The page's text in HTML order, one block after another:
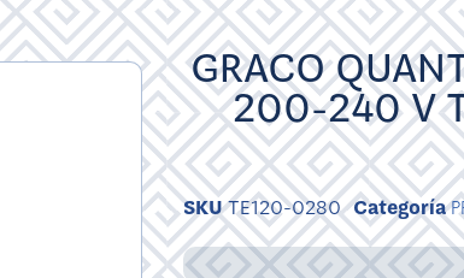
GRACO
200-240 V
SKUTE120-0280 Categoría